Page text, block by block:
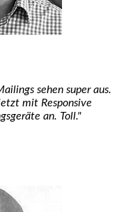
sehen super aus.
mit Responsive
an. Toll."